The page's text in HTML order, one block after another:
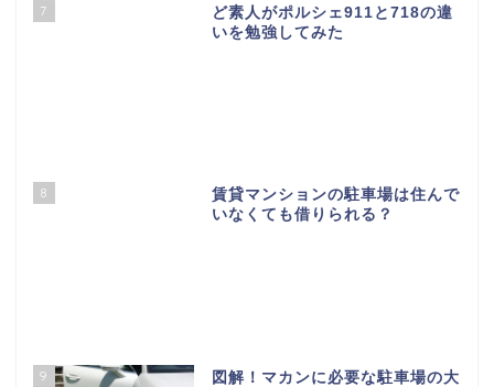
7
ど素人がポルシェ911と718の違
いを勉強してみた
8
賃貸マンションの駐車場は住んで
いなくても借りられる？
9
図解！マカンに必要な駐車場の大